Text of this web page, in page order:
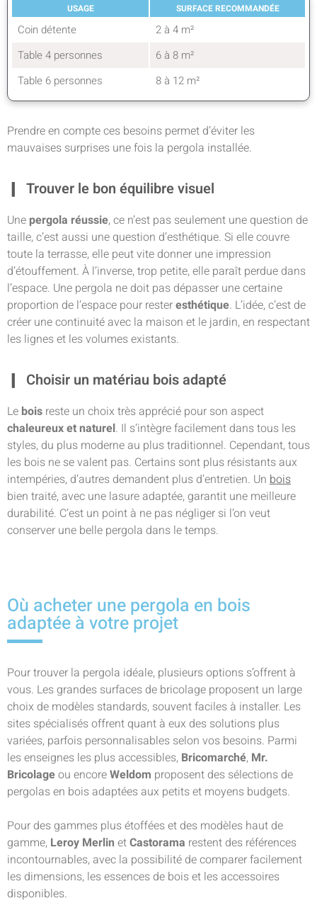
USAGE SURFACE RECOMMANDÉE
Coin détente
2 à 4 m²
Table 4 personnes
6 à 8 m²
Table 6 personnes
8 à 12 m²
Prendre en compte ces besoins permet d’éviter les
mauvaises surprises une fois la pergola installée.
Trouver le bon équilibre visuel
Une pergola réussie, ce n’est pas seulement une question de
taille, c’est aussi une question d’esthétique. Si elle couvre
toute la terrasse, elle peut vite donner une impression
d’étouffement. À l’inverse, trop petite, elle paraît perdue dans
l’espace. Une pergola ne doit pas dépasser une certaine
proportion de l’espace pour resteresthétique. L’idée, c’est de
créer une continuité avec la maison et le jardin, en respectant
les lignes et les volumes existants.
Choisir un matériau bois adapté
Le bois reste un choix très apprécié pour son aspect
chaleureux et naturel. Il s’intègre facilement dans tous les
styles, du plus moderne au plus traditionnel. Cependant, tous
les bois ne se valent pas. Certains sont plus résistants aux
intempéries, d’autres demandent plus d’entretien. Un bois
bien traité, avec une lasure adaptée, garantit une meilleure
durabilité. C’est un point à ne pas négliger si l’on veut
conserver une belle pergola dans le temps.
Où acheter une pergola en bois
adaptée à votre projet
Pour trouver la pergola idéale, plusieurs options s’offrent à
vous. Les grandes surfaces de bricolage proposent un large
choix de modèles standards, souvent faciles à installer. Les
sites spécialisés offrent quant à eux des solutions plus
variées, parfois personnalisables selon vos besoins. Parmi
les enseignes les plus accessibles, Bricomarché, Mr.
Bricolageou encoreWeldom proposent des sélections de
pergolas en bois adaptées aux petits et moyens budgets.
Pour des gammes plus étoffées et des modèles haut de
gamme, Leroy Merlin etCastorama restent des références
incontournables, avec la possibilité de comparer facilement
les dimensions, les essences de bois et les accessoires
disponibles.